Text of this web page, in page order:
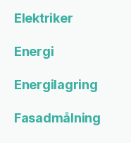
Elektriker
Energi
Energilagring
Fasadmålning